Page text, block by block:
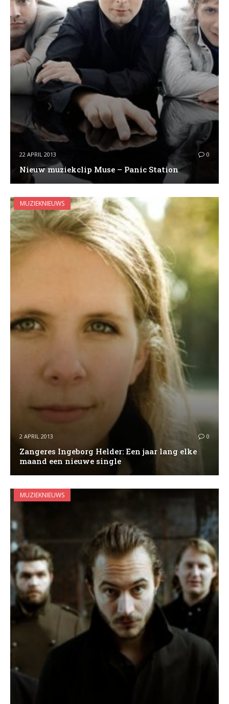
22 APRIL 2013 0
Nieuw muziekclip Muse – Panic Station
MUZIEKNIEUWS
2 APRIL 2013 0
Zangeres Ingeborg Helder: Een jaar lang elke
maand een nieuwe single
MUZIEKNIEUWS